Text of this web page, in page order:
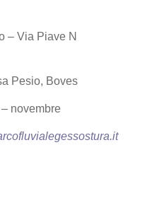
– Via Piave N
Pesio, Boves
novembre